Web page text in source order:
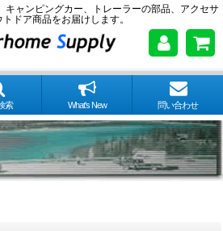
ャンピングカー、トレーラーの部品、アクセサ
トドア商品をお届けします。
索 What's New 問い合わせ